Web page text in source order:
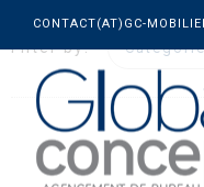
CONTACT(AT)GC-
Filter by: